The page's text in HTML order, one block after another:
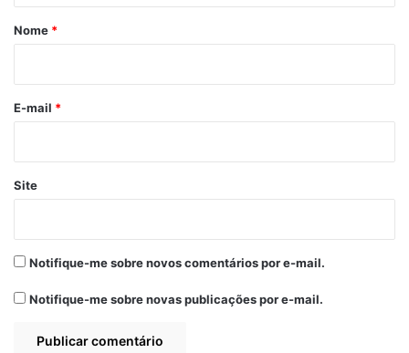
r
*
Nome *
E-mail *
Site
Notifique-me sobre novos comentários por e-mail.
Notifique-me sobre novas publicações por e-mail.